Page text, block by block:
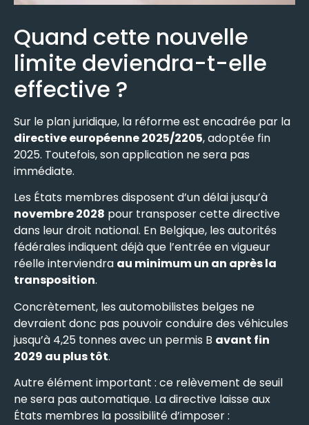
Quand cette nouvelle
limite deviendra-t-elle
effective ?
Sur le plan juridique, la réforme est encadrée par la
directive européenne 2025/2205, adoptée fin
2025. Toutefois, son application ne sera pas
immédiate.
Les États membres disposent d’un délai jusqu’à
novembre 2028 pour transposer cette directive
dans leur droit national. En Belgique, les autorités
fédérales indiquent déjà que l’entrée en vigueur
réelle interviendra au minimum un an après la
transposition.
Concrètement, les automobilistes belges ne
devraient donc pas pouvoir conduire des véhicules
jusqu’à 4,25 tonnes avec un permis B avant fin
2029 au plus tôt.
Autre élément important : ce relèvement de seuil
ne sera pas automatique. La directive laisse aux
États membres la possibilité d’imposer :